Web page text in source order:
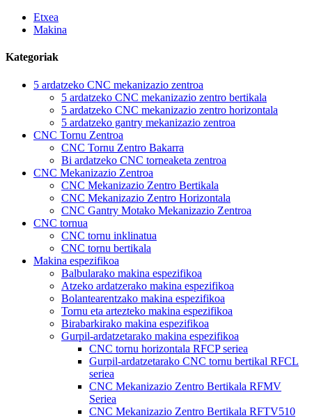
Etxea
Makina
Kategoriak
5 ardatzeko CNC mekanizazio zentroa
5 ardatzeko CNC mekanizazio zentro bertikala
5 ardatzeko CNC mekanizazio zentro horizontala
5 ardatzeko gantry mekanizazio zentroa
CNC Tornu Zentroa
CNC Tornu Zentro Bakarra
Bi ardatzeko CNC torneaketa zentroa
CNC Mekanizazio Zentroa
CNC Mekanizazio Zentro Bertikala
CNC Mekanizazio Zentro Horizontala
CNC Gantry Motako Mekanizazio Zentroa
CNC tornua
CNC tornu inklinatua
CNC tornu bertikala
Makina espezifikoa
Balbularako makina espezifikoa
Atzeko ardatzerako makina espezifikoa
Bolantearentzako makina espezifikoa
Tornu eta artezteko makina espezifikoa
Birabarkirako makina espezifikoa
Gurpil-ardatzetarako makina espezifikoa
CNC tornu horizontala RFCP seriea
Gurpil-ardatzetarako CNC tornu bertikal RFCL
seriea
CNC Mekanizazio Zentro Bertikala RFMV
Seriea
CNC Mekanizazio Zentro Bertikala RFTV510